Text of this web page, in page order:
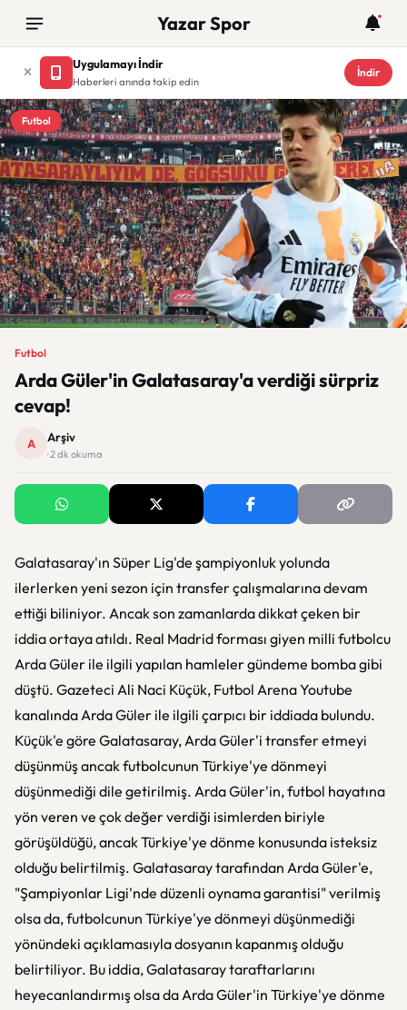
Yazar Spor
Uygulamayı İndir
Haberleri anında takip edin
İndir
Futbol
Futbol
Arda Güler'in Galatasaray'a verdiği sürpriz
cevap!
A Arşiv
· 2 dk okuma
Galatasaray'ın Süper Lig'de şampiyonluk yolunda
ilerlerken yeni sezon için transfer çalışmalarına devam
ettiği biliniyor. Ancak son zamanlarda dikkat çeken bir
iddia ortaya atıldı. Real Madrid forması giyen milli futbolcu
Arda Güler ile ilgili yapılan hamleler gündeme bomba gibi
düştü. Gazeteci Ali Naci Küçük, Futbol Arena Youtube
kanalında Arda Güler ile ilgili çarpıcı bir iddiada bulundu.
Küçük'e göre Galatasaray, Arda Güler'i transfer etmeyi
düşünmüş ancak futbolcunun Türkiye'ye dönmeyi
düşünmediği dile getirilmiş. Arda Güler'in, futbol hayatına
yön veren ve çok değer verdiği isimlerden biriyle
görüşüldüğü, ancak Türkiye'ye dönme konusunda isteksiz
olduğu belirtilmiş. Galatasaray tarafından Arda Güler'e,
"Şampiyonlar Ligi'nde düzenli oynama garantisi" verilmiş
olsa da, futbolcunun Türkiye'ye dönmeyi düşünmediği
yönündeki açıklamasıyla dosyanın kapanmış olduğu
belirtiliyor. Bu iddia, Galatasaray taraftarlarını
heyecanlandırmış olsa da Arda Güler'in Türkiye'ye dönme